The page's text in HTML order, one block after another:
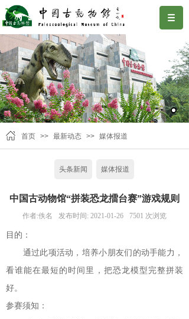
首页 >> 最新动态 >> 媒体报道
头条新闻 媒体报道
中国古动物馆“拼装恐龙擂台赛”游戏规则
作者:佚名 发布时间: 2021-01-26 7501 次浏览
目的：
通过此项活动，培养小朋友们的动手能力，
看谁能在最短的时间里，把恐龙模型完整拼装
好。
参赛须知：